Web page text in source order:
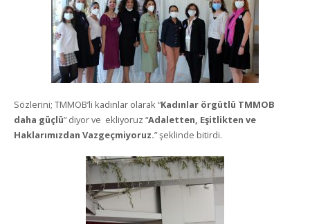
Sözlerini; TMMOB’li kadınlar olarak “Kadınlar örgütlü TMMOB
daha güçlü” diyor ve ekliyoruz “Adaletten, Eşitlikten ve
Haklarımızdan Vazgeçmiyoruz.” şeklinde bitirdi.